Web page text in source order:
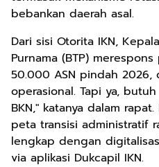
bebankan daerah asal.
Dari sisi Otorita IKN,
Purnama (BTP)
50.000 ASN pindah 2026,
operasional. Tapi ya,
BKN," katanya dalam
peta transisi administratif
lengkap dengan
via aplikasi Dukcapil IKN.